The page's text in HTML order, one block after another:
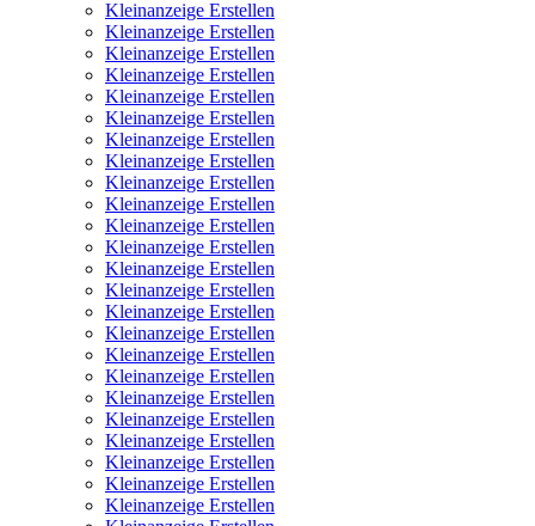
Kleinanzeige Erstellen
Kleinanzeige Erstellen
Kleinanzeige Erstellen
Kleinanzeige Erstellen
Kleinanzeige Erstellen
Kleinanzeige Erstellen
Kleinanzeige Erstellen
Kleinanzeige Erstellen
Kleinanzeige Erstellen
Kleinanzeige Erstellen
Kleinanzeige Erstellen
Kleinanzeige Erstellen
Kleinanzeige Erstellen
Kleinanzeige Erstellen
Kleinanzeige Erstellen
Kleinanzeige Erstellen
Kleinanzeige Erstellen
Kleinanzeige Erstellen
Kleinanzeige Erstellen
Kleinanzeige Erstellen
Kleinanzeige Erstellen
Kleinanzeige Erstellen
Kleinanzeige Erstellen
Kleinanzeige Erstellen